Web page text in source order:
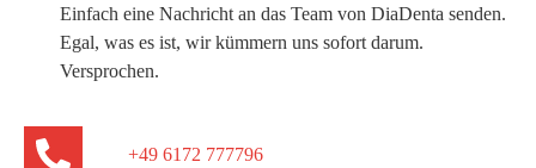
Einfach eine Nachricht an das Team von DiaDenta senden.
Egal, was es ist, wir kümmern uns sofort darum.
Versprochen.
+49 6172 777796